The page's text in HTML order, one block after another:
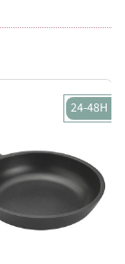
24-48H